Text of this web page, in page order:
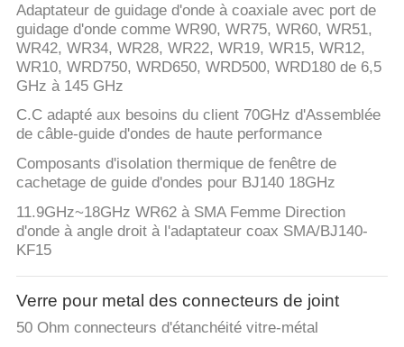
Adaptateur de guidage d'onde à coaxiale avec port de
guidage d'onde comme WR90, WR75, WR60, WR51,
WR42, WR34, WR28, WR22, WR19, WR15, WR12,
WR10, WRD750, WRD650, WRD500, WRD180 de 6,5
GHz à 145 GHz
C.C adapté aux besoins du client 70GHz d'Assemblée
de câble-guide d'ondes de haute performance
Composants d'isolation thermique de fenêtre de
cachetage de guide d'ondes pour BJ140 18GHz
11.9GHz~18GHz WR62 à SMA Femme Direction
d'onde à angle droit à l'adaptateur coax SMA/BJ140-
KF15
Verre pour metal des connecteurs de joint
50 Ohm connecteurs d'étanchéité vitre-métal